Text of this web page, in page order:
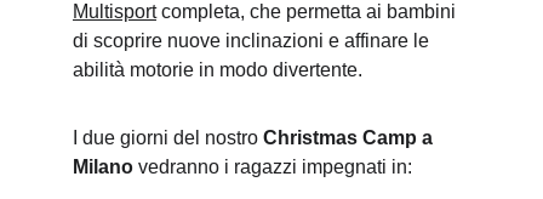
Multisport completa, che permetta ai bambini
di scoprire nuove inclinazioni e affinare le
abilità motorie in modo divertente.
I due giorni del nostro Christmas Camp a
Milano vedranno i ragazzi impegnati in: